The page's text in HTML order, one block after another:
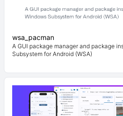
wsa_pacman
A GUI package manager and package
Subsystem for Android (WSA)